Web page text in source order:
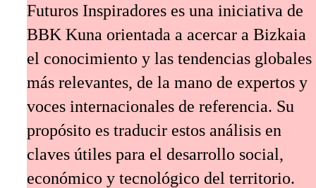
Futuros Inspiradores es una iniciativa de
BBK Kuna orientada a acercar a Bizkaia
el conocimiento y las tendencias globales
más relevantes, de la mano de expertos y
voces internacionales de referencia. Su
propósito es traducir estos análisis en
claves útiles para el desarrollo social,
económico y tecnológico del territorio.